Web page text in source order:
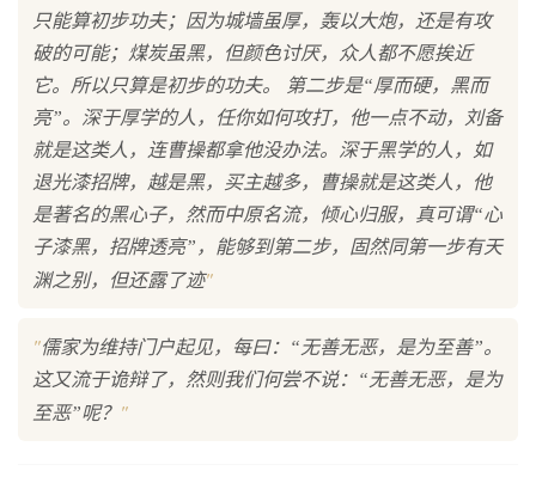
只能算初步功夫；因为城墙虽厚，轰以大炮，还是有攻
破的可能；煤炭虽黑，但颜色讨厌，众人都不愿挨近
它。所以只算是初步的功夫。 第二步是“厚而硬，黑而
亮”。深于厚学的人，任你如何攻打，他一点不动，刘备
就是这类人，连曹操都拿他没办法。深于黑学的人，如
退光漆招牌，越是黑，买主越多，曹操就是这类人，他
是著名的黑心子，然而中原名流，倾心归服，真可谓“心
子漆黑，招牌透亮”，能够到第二步，固然同第一步有天
渊之别，但还露了迹"
"儒家为维持门户起见，每曰：“无善无恶，是为至善”。
这又流于诡辩了，然则我们何尝不说：“无善无恶，是为
至恶”呢？ "